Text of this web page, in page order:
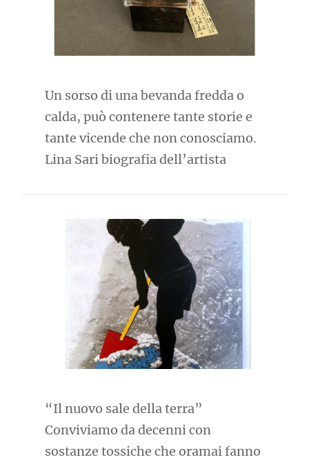
Un sorso di una bevanda fredda o
calda, può contenere tante storie e
tante vicende che non conosciamo.
Lina Sari biografia dell’artista
“Il nuovo sale della terra”
Conviviamo da decenni con
sostanze tossiche che oramai fanno